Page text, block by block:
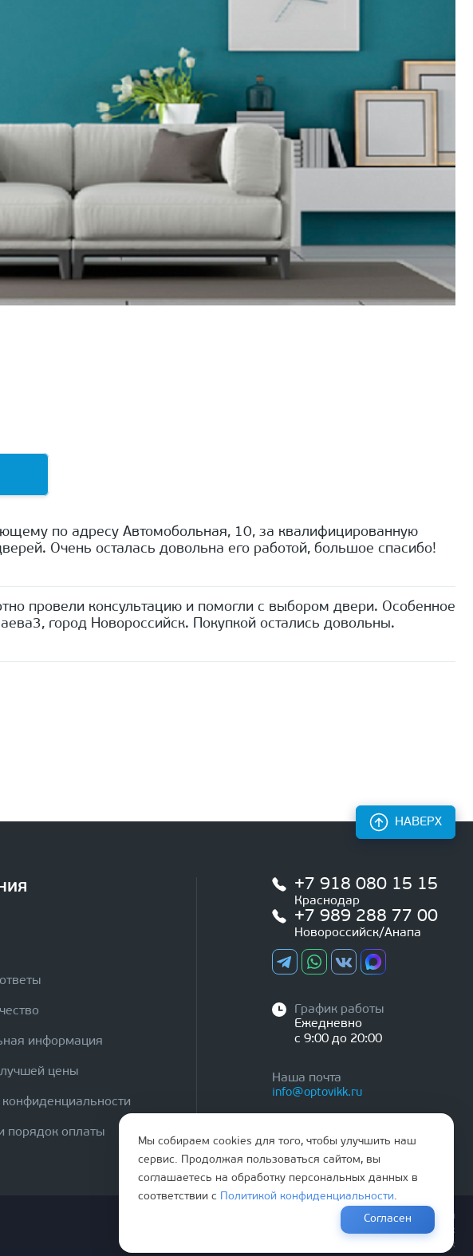
по адресу Автомобольная, 10, за квалифицированную
Очень осталась довольна его работой, большое спасибо!
провели консультацию и помогли с выбором двери. Особенное
город Новороссийск. Покупкой остались довольны.
информация
лучшей цены
конфиденциальности
порядок оплаты
+7 918 080 15 15
Краснодар
+7 989 288 77 00
Новороссийск/Анапа
График работы
Ежедневно
с 9:00 до 20:00
Наша почта
info@optovikk.ru
НАВЕРХ
Правила эксплутации входных и межкомнатных дверей
Политика обработки персональных данных
Согласие на обработку персональных данных
Мы собираем cookies для того, чтобы улучшить наш
сервис. Продолжая пользоваться сайтом, вы
соглашаетесь на обработку персональных данных в
соответствии с
Политикой конфиденциальности.
Согласен